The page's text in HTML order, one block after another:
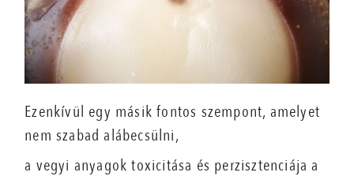
Ezenkívül egy másik fontos szempont, amelyet
nem szabad alábecsülni,
a vegyi anyagok toxicitása és perzisztenciája a